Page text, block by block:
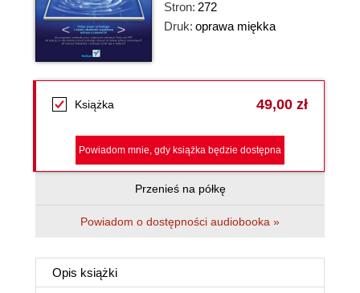
Stron: 272
Druk: oprawa miękka
Książka 49,00 zł
Powiadom mnie, gdy książka będzie dostępna
Przenieś na półkę
Powiadom o dostępności audiobooka »
Opis książki